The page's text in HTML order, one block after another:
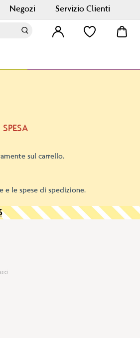
Negozi Servizio Clienti
sul carrello.
e le spese di spedizione.